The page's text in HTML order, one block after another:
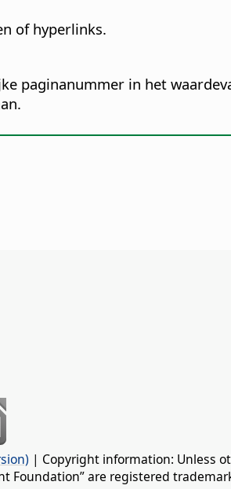
of hyperlinks.
paginanummer in het
| Copyright information: Unless
Foundation” are registered